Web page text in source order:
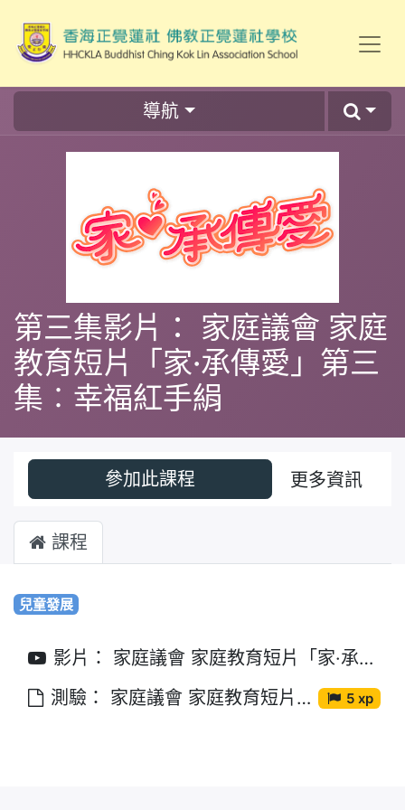
導航
第三集影片： 家庭議會 家庭
教育短片「家·承傳愛」第三
集︰幸福紅手絹
參加此課程 更多資訊
課程
兒童發展
影片： 家庭議會 家庭教育短片「家·承傳愛」第三集︰幸福紅手絹
測驗： 家庭議會 家庭教育短片「家·承傳愛」第三集︰幸福紅手絹
5 xp